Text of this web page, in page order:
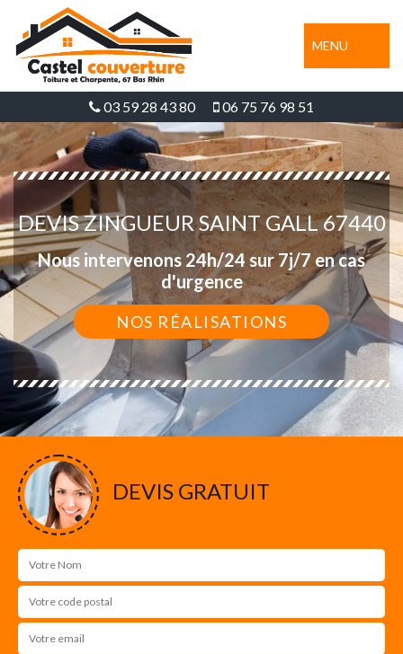
MENU
03 59 28 43 80 06 75 76 98 51
DEVIS ZINGUEUR SAINT GALL 67440
Nous intervenons 24h/24 sur 7j/7 en cas
d'urgence
NOS RÉALISATIONS
DEVIS GRATUIT